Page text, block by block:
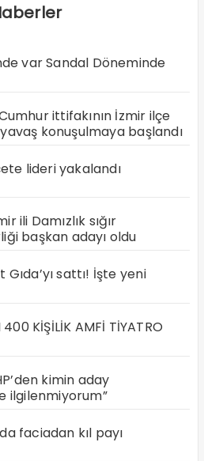
var Sandal Döneminde
ittifakının İzmir ilçe
konuşulmaya başlandı
lideri yakalandı
ili Damızlık sığır
başkan adayı oldu
Gıda’yı sattı! İşte yeni
400 KİŞİLİK AMFİ TİYATRO
kimin aday
ilgilenmiyorum”
faciadan kıl payı